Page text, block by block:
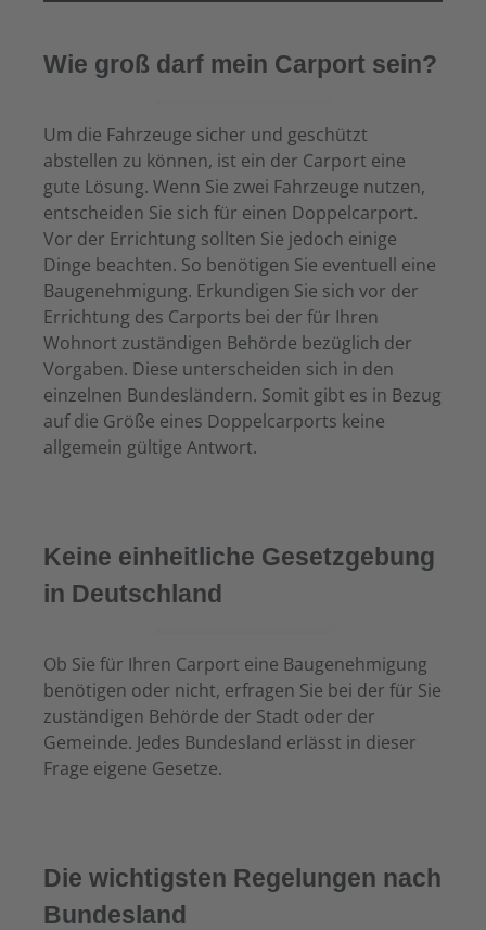
Wie groß darf mein Carport sein?
Um die Fahrzeuge sicher und geschützt
abstellen zu können, ist ein der Carport eine
gute Lösung. Wenn Sie zwei Fahrzeuge nutzen,
entscheiden Sie sich für einen Doppelcarport.
Vor der Errichtung sollten Sie jedoch einige
Dinge beachten. So benötigen Sie eventuell eine
Baugenehmigung. Erkundigen Sie sich vor der
Errichtung des Carports bei der für Ihren
Wohnort zuständigen Behörde bezüglich der
Vorgaben. Diese unterscheiden sich in den
einzelnen Bundesländern. Somit gibt es in Bezug
auf die Größe eines Doppelcarports keine
allgemein gültige Antwort.
Keine einheitliche Gesetzgebung
in Deutschland
Ob Sie für Ihren Carport eine Baugenehmigung
benötigen oder nicht, erfragen Sie bei der für Sie
zuständigen Behörde der Stadt oder der
Gemeinde. Jedes Bundesland erlässt in dieser
Frage eigene Gesetze.
Die wichtigsten Regelungen nach
Bundesland